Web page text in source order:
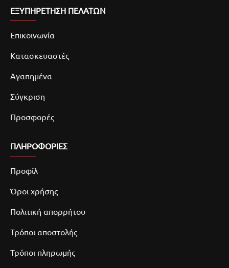
ΕΞΥΠΗΡΕΤΗΣΗ ΠΕΛΑΤΩΝ
Επικοινωνία
Κατασκευαστές
Αγαπημένα
Σύγκριση
Προσφορές
ΠΛΗΡΟΦΟΡΙΕΣ
Προφίλ
Όροι χρήσης
Πολιτική απορρήτου
Τρόποι αποστολής
Τρόποι πληρωμής